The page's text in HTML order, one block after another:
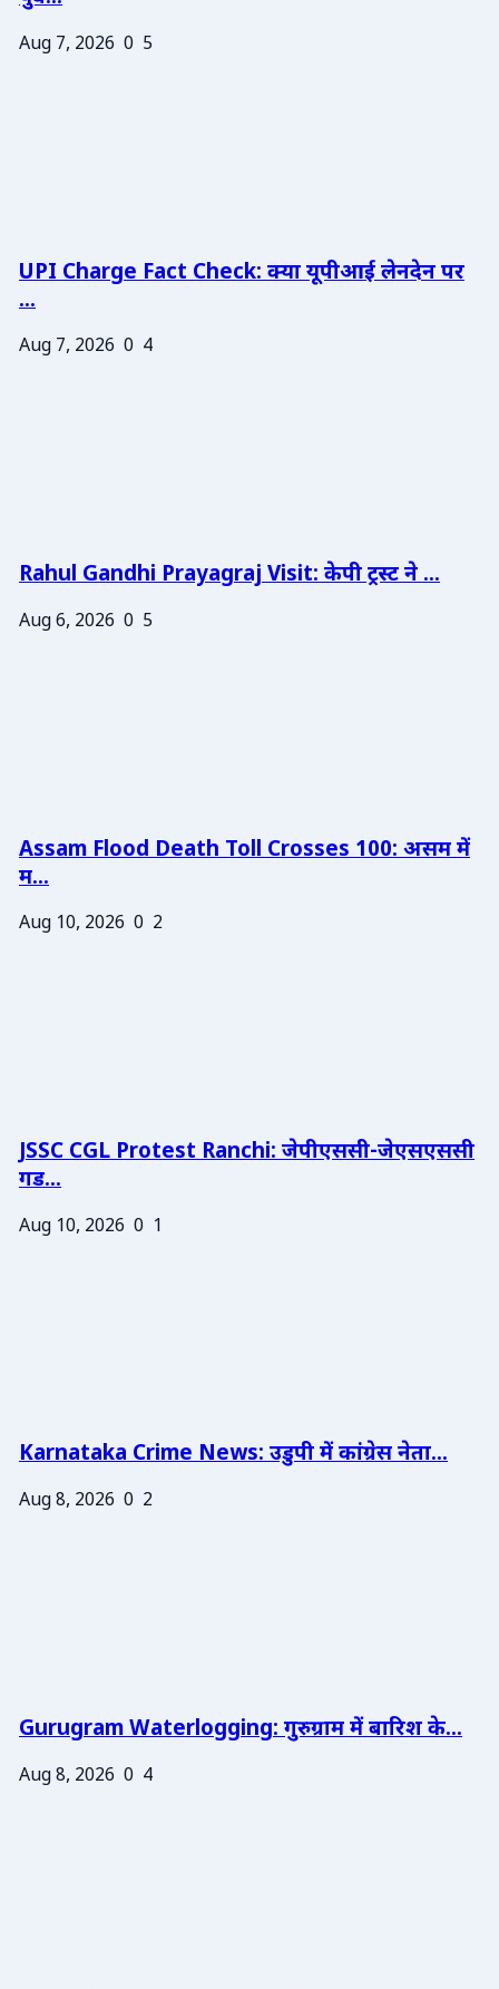
Aug 7, 2026 0 5
UPI Charge Fact Check: क्या यूपीआई लेनदेन पर
...
Aug 7, 2026 0 4
Rahul Gandhi Prayagraj Visit: केपी ट्रस्ट ने ...
Aug 6, 2026 0 5
Assam Flood Death Toll Crosses 100: असम में
म...
Aug 10, 2026 0 2
JSSC CGL Protest Ranchi: जेपीएससी-जेएसएससी
गड...
Aug 10, 2026 0 1
Karnataka Crime News: उडुपी में कांग्रेस नेता...
Aug 8, 2026 0 2
Gurugram Waterlogging: गुरुग्राम में बारिश के...
Aug 8, 2026 0 4